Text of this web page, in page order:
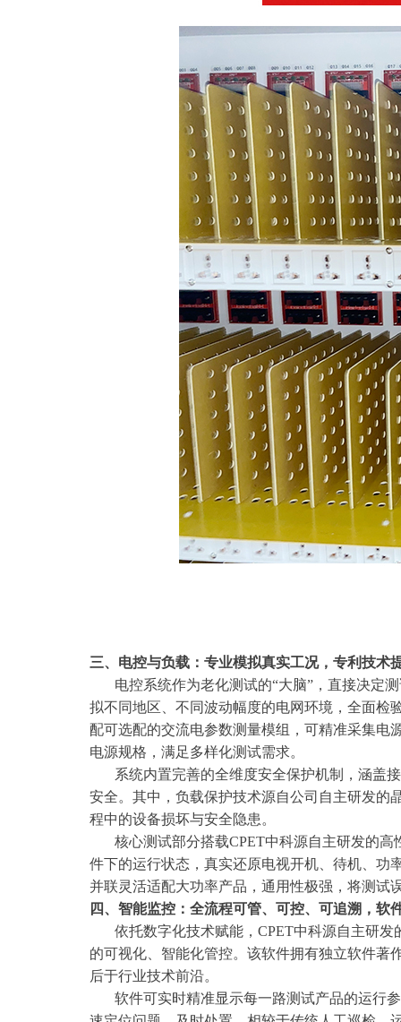
三、电控与负载：专业模拟真实工况，专利技术
电控系统作为老化测试的“大脑”，直接决定测
拟不同地区、不同波动幅度的电网环境，全面检
配可选配的交流电参数测量模组，可精准采集电
电源规格，满足多样化测试需求。
系统内置完善的全维度安全保护机制，涵盖接
安全。其中，负载保护技术源自公司自主研发的
程中的设备损坏与安全隐患。
核心测试部分搭载CPET中科源自主研发的高
件下的运行状态，真实还原电视开机、待机、功
并联灵活适配大功率产品，通用性极强，将测试
四、智能监控：全流程可管、可控、可追溯，软
依托数字化技术赋能，CPET中科源自主研发
的可视化、智能化管控。该软件拥有独立软件著
后于行业技术前沿。
软件可实时精准显示每一路测试产品的运行参